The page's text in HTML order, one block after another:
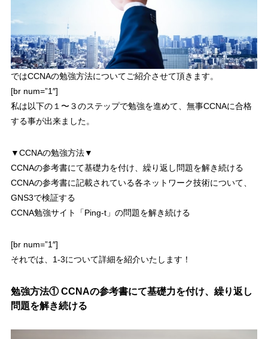
ではCCNAの勉強方法についてご紹介させて頂きます。
[br num=”1″]
私は以下の１〜３のステップで勉強を進めて、無事CCNAに合格
する事が出来ました。
▼CCNAの勉強方法▼
CCNAの参考書にて基礎力を付け、繰り返し問題を解き続ける
CCNAの参考書に記載されている各ネットワーク技術について、
GNS3で検証する
CCNA勉強サイト「Ping-t」の問題を解き続ける
[br num=”1″]
それでは、1-3について詳細を紹介いたします！
勉強方法① CCNAの参考書にて基礎力を付け、繰り返し
問題を解き続ける